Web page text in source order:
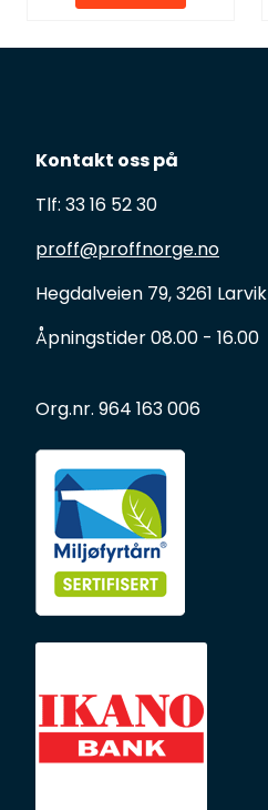
Kontakt oss på
Tlf: 33 16 52 30
proff@proffnorge.no
Hegdalveien 79, 3261 Larvik
Åpningstider 08.00 - 16.00
Org.nr. 964 163 006